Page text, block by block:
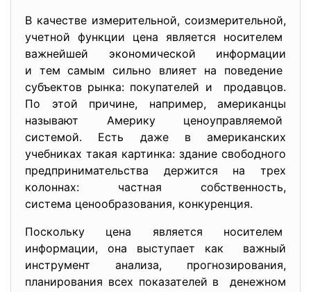
В качестве измерительной, соизмерительной,
учетной функции цена является носителем
важнейшей экономической информации
и тем самым сильно влияет на поведение
субъектов рынка: покупателей и продавцов.
По этой причине, например, американцы
называют Америку ценоуправляемой
системой. Есть даже в американских
учебниках такая картинка: здание свободного
предпринимательства держится на трех
колоннах: частная собственность,
система ценообразования, конкуренция.
Поскольку цена является носителем
информации, она выступает как важный
инструмент анализа, прогнозирования,
планирования всех показателей в денежном